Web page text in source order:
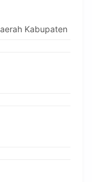
Kabupaten